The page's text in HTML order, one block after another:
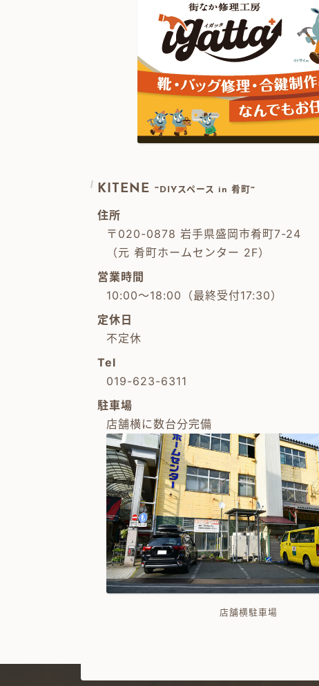
KITENE ~DIYスペース in 肴町~
住所
〒020-0878 岩手県盛岡市肴町7-24
（元 肴町ホームセンター 2F）
営業時間
10:00～18:00（最終受付17:30）
定休日
不定休
Tel
019-623-6311
駐車場
店舗横に数台分完備
店舗横駐車場